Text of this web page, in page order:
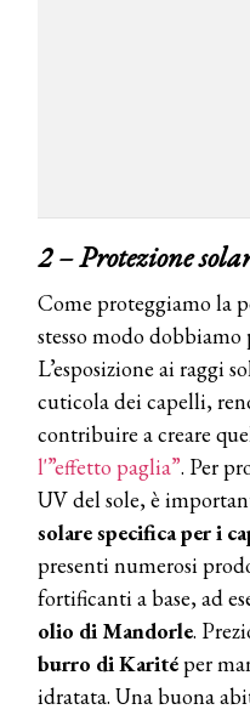
2 – Protezione
Come proteggiamo la
stesso modo
L’esposizione ai raggi
cuticola dei capelli,
contribuire a creare
l'”effetto paglia”. Per
UV del sole, è
solare specifica per i
presenti numerosi
fortificanti a base, ad
olio di Mandorle.
burro di Karitéper
idratata. Una buona